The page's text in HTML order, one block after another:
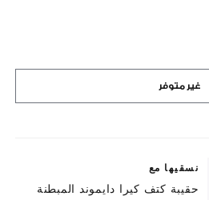
غير متوفر
نسقيها مع
حقيبة كتف كيرا دايموند المبطنة